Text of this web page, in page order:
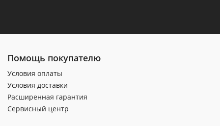
Помощь покупателю
Условия оплаты
Условия доставки
Расширенная гарантия
Сервисный центр